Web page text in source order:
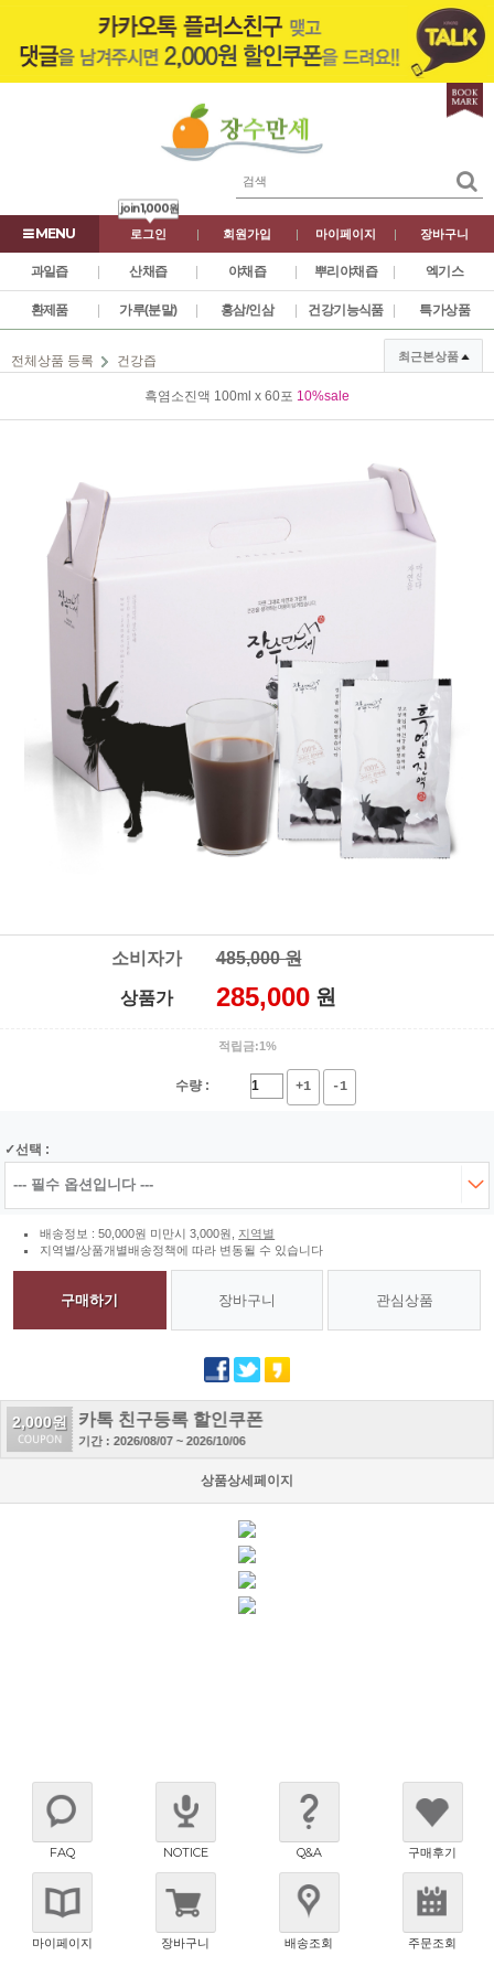
로그인 |
join1,000원
회원가입 | 마이페이지 | 장바구니
과일즙 | 산채즙 | 야채즙 | 뿌리야채즙 | 엑기스
환제품 | 가루(분말) | 홍삼/인삼 | 건강기능식품 | 특가상품
전체상품 등록 건강즙 최근본상품
흑염소진액 100ml x 60포 10%sale
소비자가 485,000 원
상품가 285,000 원
적립금:1%
수량 : +1 -1
선택 :
배송정보 : 50,000원 미만시 3,000원, 지역별
지역별/상품개별배송정책에 따라 변동될 수 있습니다
구매하기 장바구니 관심상품
2,000원 카톡 친구등록 할인쿠폰
기간 : 2026/08/07 ~ 2026/10/06
상품상세페이지
FAQ NOTICE Q&A 구매후기
마이페이지 장바구니 배송조회 주문조회